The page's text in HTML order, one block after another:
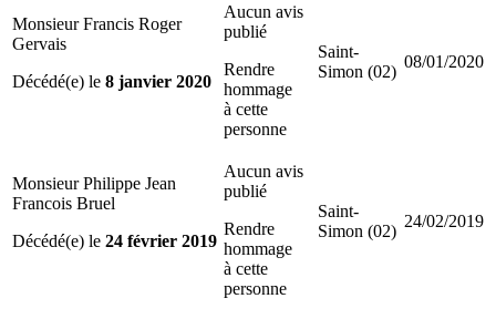
Monsieur Francis Roger
Gervais
Décédé(e) le 8 janvier 2020
Aucun avis
publié
Rendre
hommage
à cette
personne
Saint-
Simon (02)
08/01/2020
Monsieur Philippe Jean
Francois Bruel
Décédé(e) le 24 février 2019
Aucun avis
publié
Rendre
hommage
à cette
personne
Saint-
Simon (02)
24/02/2019